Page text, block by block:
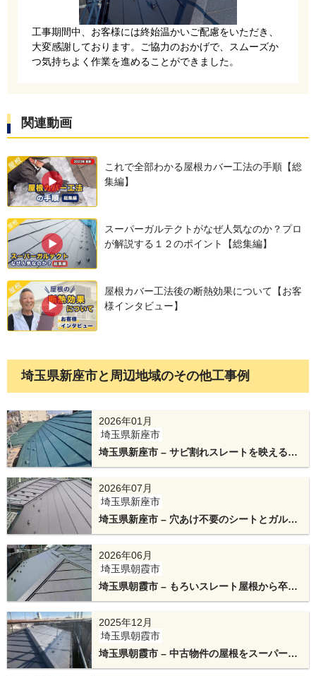
します。防水材メーカーである田島ルーフィング
社の製品で、耐久性や防水性に優れた商品が使用
されています。
前の工程で全面に敷かれたルーフィングの上に、
新しい部材が取り付けられ、いよいよスーパーガ
ルテクト本体の施工に移る直前の段階です。SGL
鋼板（超高耐久ガルバ）の採用により、従来のガ
棟部分の施工において、新しい屋根材（スーパー
ガルテクト）の端部を貫板（ぬきいた）の手前で
しっかりと立ち上げる工程は、雨水浸入を防止す
る極めて重要な「雨仕舞い」の技術です。
工事期間中、お客様には終始温かいご配慮をいただき、
大変感謝しております。ご協力のおかげで、スムーズか
つ気持ちよく作業を進めることができました。
関連動画
これで全部わかる屋根カバー工法の手順【総
集編】
スーパーガルテクトがなぜ人気なのか？プロ
が解説する１２のポイント【総集編】
屋根カバー工法後の断熱効果について【お客
様インタビュー】
埼玉県新座市と周辺地域のその他工事例
2026年01月
埼玉県新座市
埼玉県新座市 – サビ割れスレートを映える緑
屋根に！高耐久ガルテクトで劇的リフォーム
2026年07月
埼玉県新座市
埼玉県新座市 – 穴あけ不要のシートとガルテ
クトで雨に強い丈夫な屋根にカバー工法リフ
ォーム
2026年06月
埼玉県朝霞市
埼玉県朝霞市 – もろいスレート屋根から卒
業！パネル撤去と高耐久ガルテクトによるカ
バー工法
2025年12月
埼玉県朝霞市
埼玉県朝霞市 – 中古物件の屋根をスーパーガ
ルテクトで新築のようにカバー工法リフォー